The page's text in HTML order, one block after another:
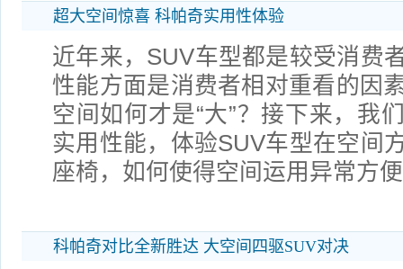
超大空间惊喜 科帕奇实用性体验
近年来，SUV车型都是较受消费
性能方面是消费者相对重看的因
空间如何才是“大”？接下来，我
实用性能，体验SUV车型在空间
座椅，如何使得空间运用异常方
科帕奇对比全新胜达 大空间四驱SUV对决